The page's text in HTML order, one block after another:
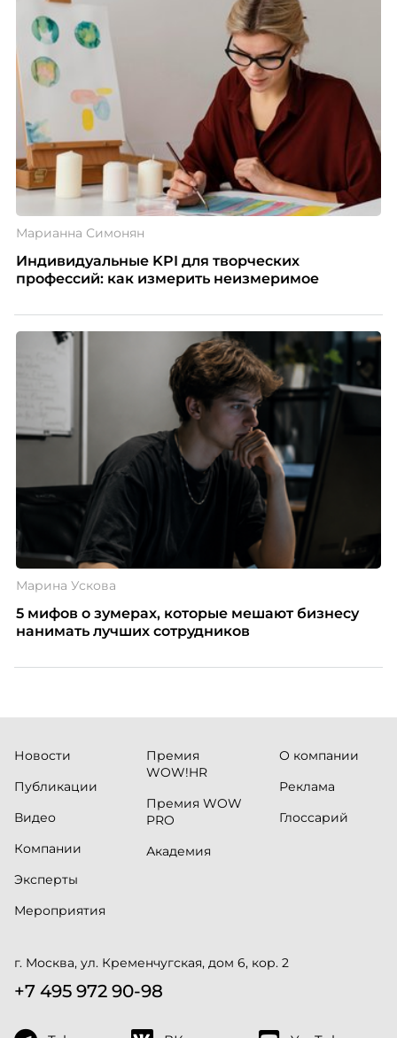
Марианна Симонян
Индивидуальные KPI для творческих
профессий: как измерить неизмеримое
Марина Ускова
5 мифов о зумерах, которые мешают бизнесу
нанимать лучших сотрудников
Новости
Публикации
Видео
Компании
Эксперты
Мероприятия
Премия
WOW!HR
Премия WOW
PRO
Академия
О компании
Реклама
Глоссарий
г. Москва, ул. Кременчугская, дом 6, кор. 2
+7 495 972 90-98